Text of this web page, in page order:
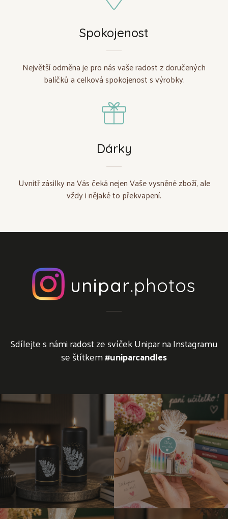
Spokojenost
Největší odměna je pro nás vaše radost z doručených
balíčků a celková spokojenost s výrobky.
Dárky
Uvnitř zásilky na Vás čeká nejen Vaše vysněné zboží, ale
vždy i nějaké to překvapení.
unipar.photos
Sdílejte s námi radost ze svíček Unipar na Instagramu
se štítkem#uniparcandles